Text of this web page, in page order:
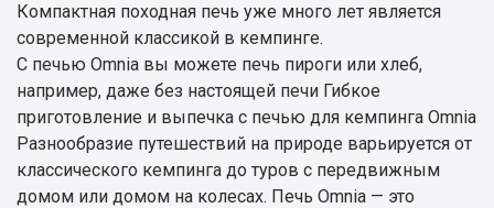
Компактная походная печь уже много лет является
современной классикой в кемпинге.
С печью Omnia вы можете печь пироги или хлеб,
например, даже без настоящей печи Гибкое
приготовление и выпечка с печью для кемпинга Omnia
Разнообразие путешествий на природе варьируется от
классического кемпинга до туров с передвижным
домом или домом на колесах. Печь Omnia — это